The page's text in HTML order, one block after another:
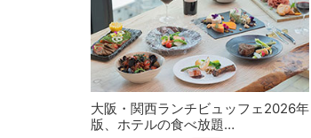
大阪・関西ランチビュッフェ2026年
版、ホテルの食べ放題…